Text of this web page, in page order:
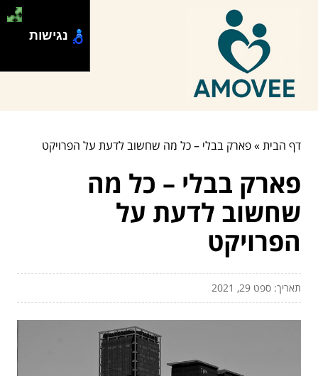
דף הבית»פארק בבלי – כל מה שחשוב לדעת על הפרויקט
פארק בבלי – כל מה
שחשוב לדעת על
הפרויקט
תאריך: ספט 29, 2021
נגישות